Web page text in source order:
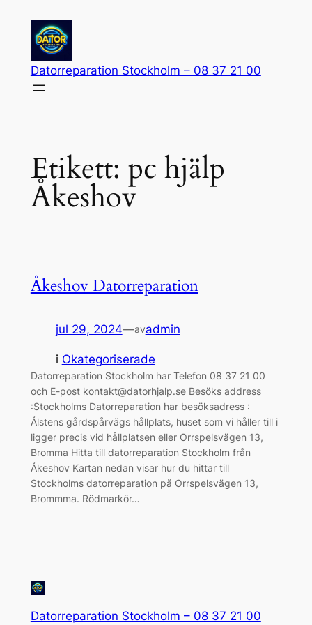
innehåll
Datorreparation Stockholm – 08 37 21 00
Etikett: pc hjälp
Åkeshov
Åkeshov Datorreparation
jul 29, 2024—avadmin
i Okategoriserade
Datorreparation Stockholm har Telefon 08 37 21 00
och E-post kontakt@datorhjalp.se Besöks address
:Stockholms Datorreparation har besöksadress :
Ålstens gårdspårvägs hållplats, huset som vi håller till i
ligger precis vid hållplatsen eller Orrspelsvägen 13,
Bromma Hitta till datorreparation Stockholm från
Åkeshov Kartan nedan visar hur du hittar till
Stockholms datorreparation på Orrspelsvägen 13,
Brommma. Rödmarkör…
Datorreparation Stockholm – 08 37 21 00